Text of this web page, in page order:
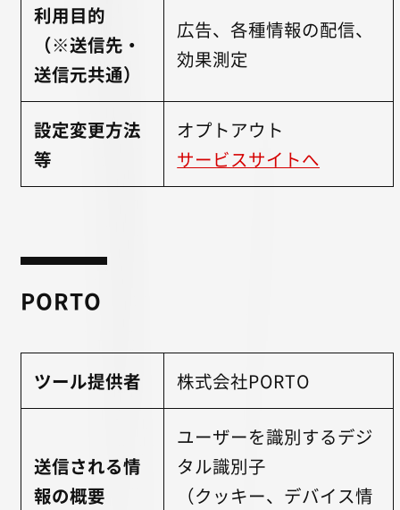
利用目的
（※送信先・
送信元共通）
広告、各種情報の配信、
効果測定
設定変更方法
等
オプトアウト
サービスサイトへ
PORTO
ツール提供者 株式会社PORTO
送信される情
報の概要
ユーザーを識別するデジ
タル識別子
（クッキー、デバイス情